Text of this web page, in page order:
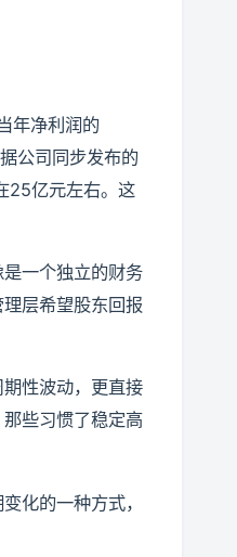
年净利润的
公司同步发布的
25亿元左右。这
一个独立的财务
层希望股东回报
性波动，更直接
些习惯了稳定高
化的一种方式，